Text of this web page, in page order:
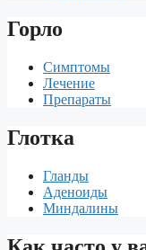
Горло
Симптомы
Лечение
Препараты
Глотка
Гланды
Аденоиды
Миндалины